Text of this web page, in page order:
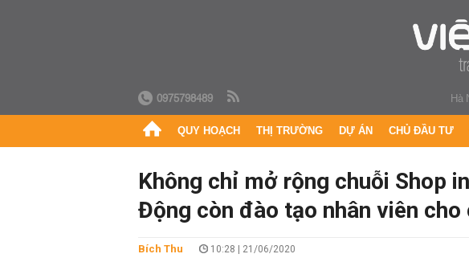
0975798489 Hà
QUY HOẠCH THỊ TRƯỜNG DỰ ÁN CHỦ ĐẦU TƯ
Không chỉ mở rộng chuỗi Shop
Động còn đào tạo nhân viên
Bích Thu 10:28 | 21/06/2020